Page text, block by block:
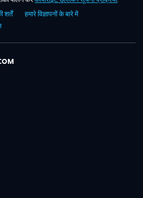
शर्तें
हमारे विज्ञापनों के बारे में